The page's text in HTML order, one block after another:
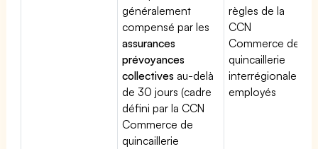
généralement
compensé par les
assurances
prévoyances
collectives au-delà
de 30 jours (cadre
défini par la CCN
Commerce de
quincaillerie
règles de la
CCN
Commerce de
quincaillerie
interrégionale
employés